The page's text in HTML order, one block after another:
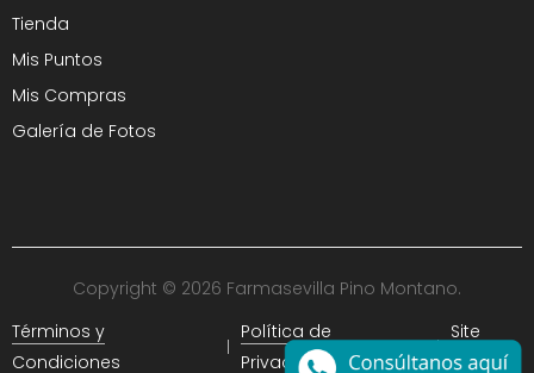
Tienda
Mis Puntos
Mis Compras
Galería de Fotos
Copyright © 2026 Farmasevilla Pino Montano.
Términos y
Condiciones
Política de
Privacidad
Site
Map